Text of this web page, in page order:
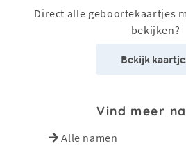
Direct alle geboortekaartjes
bekijken?
Bekijk
Vind meer
Alle namen